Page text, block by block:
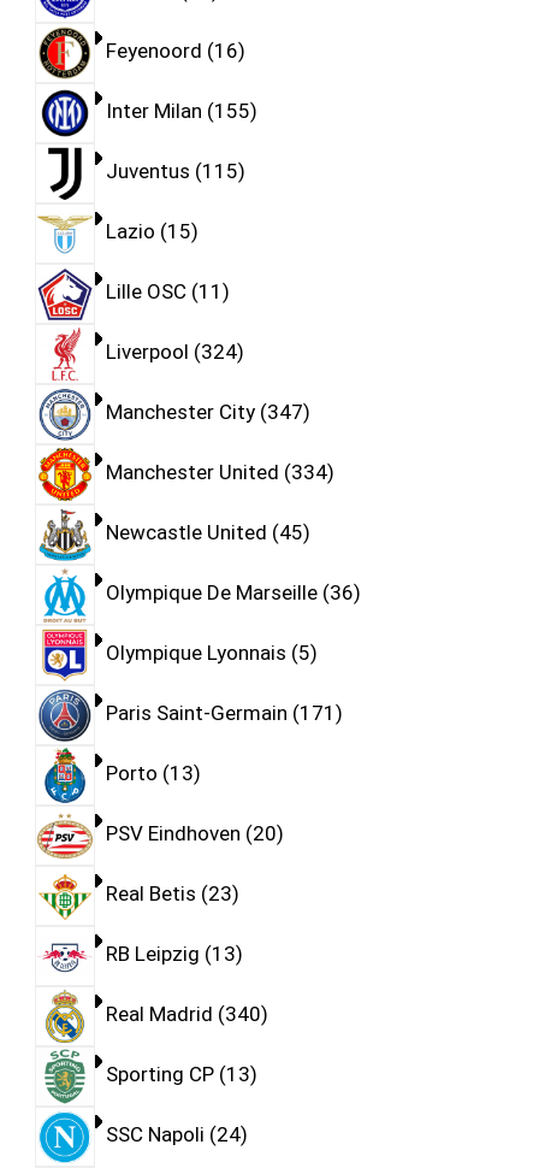
Feyenoord 16
Inter Milan 155
Juventus 115
Lazio 15
Lille OSC 11
Liverpool 324
Manchester City 347
Manchester United 334
Newcastle United 45
Olympique De Marseille 36
Olympique Lyonnais 5
Paris Saint-Germain 171
Porto 13
PSV Eindhoven 20
Real Betis 23
RB Leipzig 13
Real Madrid 340
Sporting CP 13
SSC Napoli 24